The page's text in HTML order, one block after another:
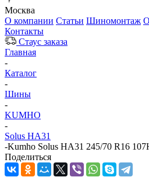
Москва
О компании Статьи Шиномонтаж
Контакты
Стаус заказа
Главная
-
Каталог
-
Шины
-
KUMHO
-
Solus HA31
-Kumho Solus HA31 245/70 R16
Поделиться